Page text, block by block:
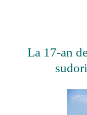
La 17-an